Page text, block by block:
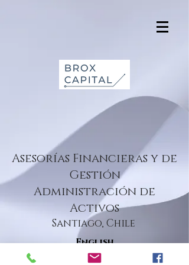
Asesorías Financieras y de
Gestión
Administración de
Activos
Santiago, Chile
English